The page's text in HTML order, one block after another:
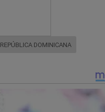
REPÚBLICA DOMINICANA